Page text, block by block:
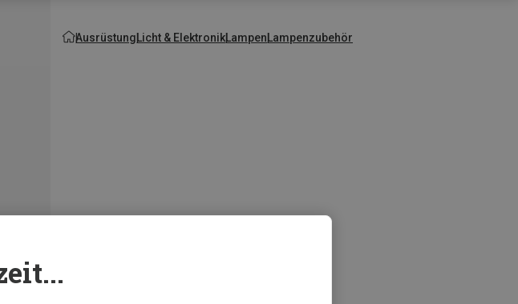
AusrüstungLicht & ElektronikLampenLampenzubehör